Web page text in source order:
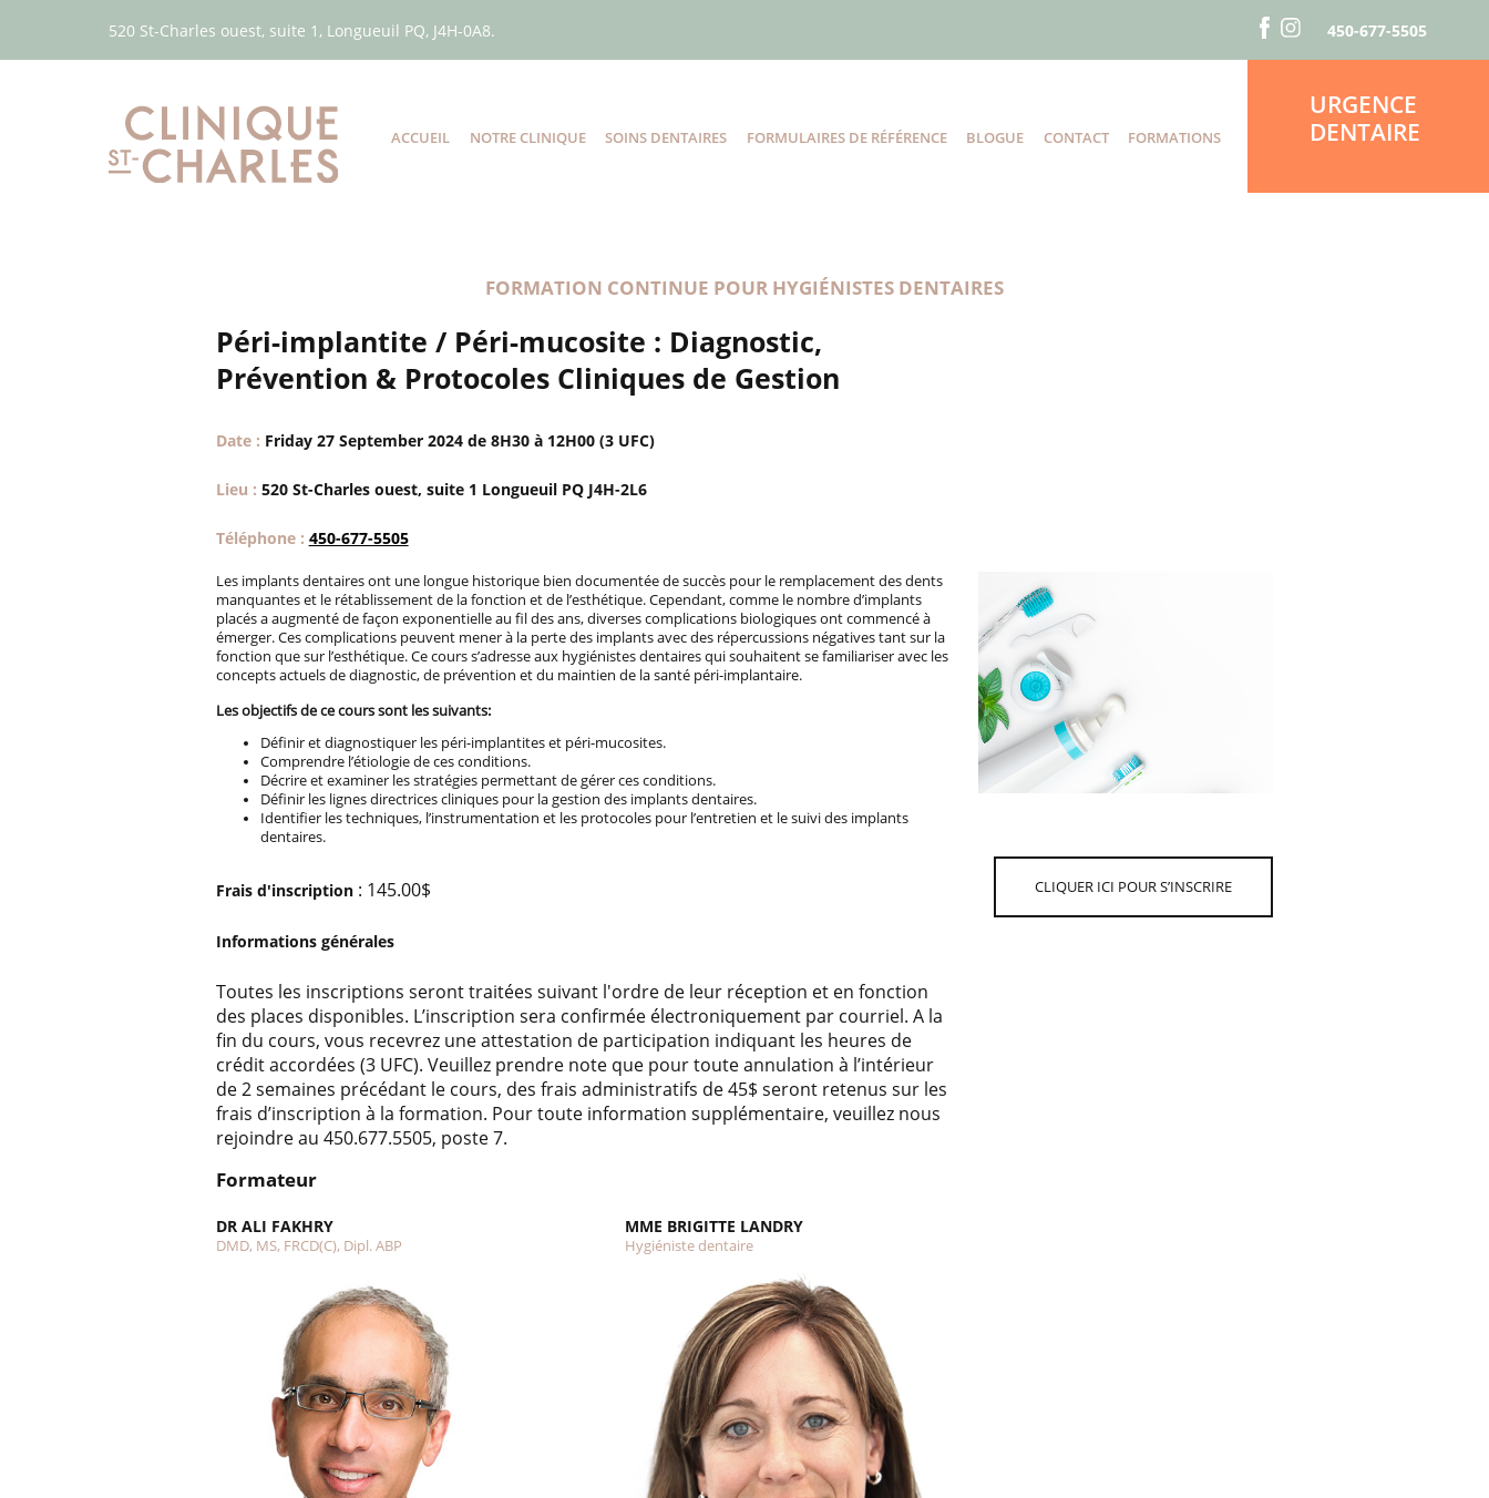
520 St-Charles ouest, suite 1, Longueuil PQ, J4H-0A8. 450-677-5505
ACCUEIL NOTRE CLINIQUE SOINS DENTAIRES FORMULAIRES DE RÉFÉRENCE BLOGUE CONTACT FORMATIONS
URGENCE
DENTAIRE
FORMATION CONTINUE POUR HYGIÉNISTES DENTAIRES
Péri-implantite / Péri-mucosite : Diagnostic,
Prévention & Protocoles Cliniques de Gestion
Date : Friday 27 September 2024 de 8H30 à 12H00 (3 UFC)
Lieu : 520 St-Charles ouest, suite 1 Longueuil PQ J4H-2L6
Téléphone : 450-677-5505
Les implants dentaires ont une longue historique bien documentée de succès pour le remplacement des dents
manquantes et le rétablissement de la fonction et de l’esthétique. Cependant, comme le nombre d’implants
placés a augmenté de façon exponentielle au fil des ans, diverses complications biologiques ont commencé à
émerger. Ces complications peuvent mener à la perte des implants avec des répercussions négatives tant sur la
fonction que sur l’esthétique. Ce cours s’adresse aux hygiénistes dentaires qui souhaitent se familiariser avec les
concepts actuels de diagnostic, de prévention et du maintien de la santé péri-implantaire.
Les objectifs de ce cours sont les suivants:
Définir et diagnostiquer les péri-implantites et péri-mucosites.
Comprendre l’étiologie de ces conditions.
Décrire et examiner les stratégies permettant de gérer ces conditions.
Définir les lignes directrices cliniques pour la gestion des implants dentaires.
Identifier les techniques, l’instrumentation et les protocoles pour l’entretien et le suivi des implants
dentaires.
Frais d'inscription: 145.00$
Informations générales
Toutes les inscriptions seront traitées suivant l'ordre de leur réception et en fonction
des places disponibles. L’inscription sera confirmée électroniquement par courriel. A la
fin du cours, vous recevrez une attestation de participation indiquant les heures de
crédit accordées (3 UFC). Veuillez prendre note que pour toute annulation à l’intérieur
de 2 semaines précédant le cours, des frais administratifs de 45$ seront retenus sur les
frais d’inscription à la formation. Pour toute information supplémentaire, veuillez nous
rejoindre au 450.677.5505, poste 7.
Formateur
DR ALI FAKHRY
DMD, MS, FRCD(C), Dipl. ABP
MME BRIGITTE LANDRY
Hygiéniste dentaire
CLIQUER ICI POUR S’INSCRIRE